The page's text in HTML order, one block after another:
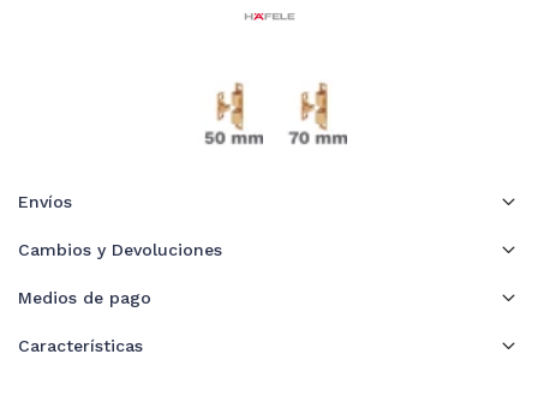
Envíos
Cambios y Devoluciones
Medios de pago
Características